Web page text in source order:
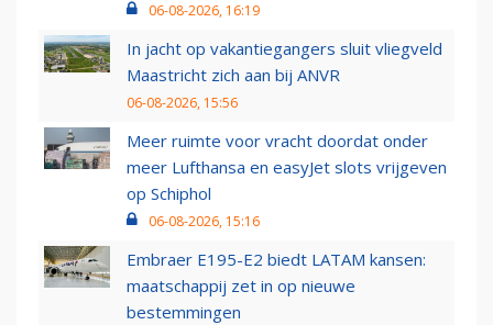
06-08-2026, 16:19
In jacht op vakantiegangers sluit vliegveld
Maastricht zich aan bij ANVR
06-08-2026, 15:56
Meer ruimte voor vracht doordat onder
meer Lufthansa en easyJet slots vrijgeven
op Schiphol
06-08-2026, 15:16
Embraer E195-E2 biedt LATAM kansen:
maatschappij zet in op nieuwe
bestemmingen